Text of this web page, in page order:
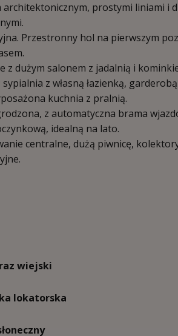
prostymi liniami i
Przestronny hol na pierwszym
z dużym salonem z jadalnią i
z własną łazienką,
kuchnia z pralnią.
z automatyczna brama
idealną na lato.
centralne, dużą piwnicę,
wiejski
lokatorska